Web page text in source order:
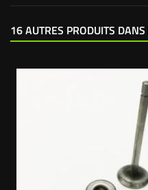
16 AUTRES PRODUITS